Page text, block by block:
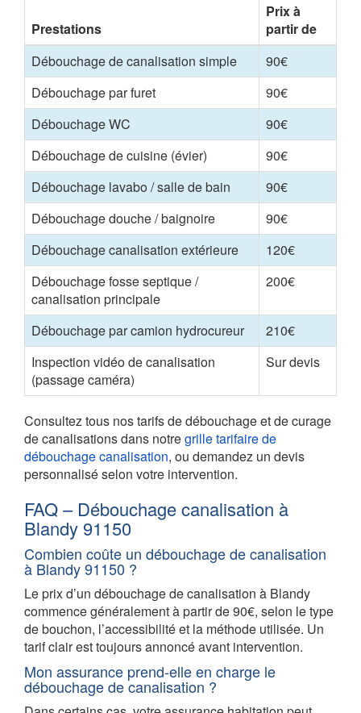
Prestations
Prix à
partir de
Débouchage de canalisation simple
90€
Débouchage par furet
90€
Débouchage WC
90€
Débouchage de cuisine (évier)
90€
Débouchage lavabo / salle de bain
90€
Débouchage douche / baignoire
90€
Débouchage canalisation extérieure
120€
Débouchage fosse septique /
canalisation principale
200€
Débouchage par camion hydrocureur
210€
Inspection vidéo de canalisation
(passage caméra)
Sur devis
Consultez tous nos tarifs de débouchage et de curage
de canalisations dans notregrille tarifaire de
débouchage canalisation, ou demandez un devis
personnalisé selon votre intervention.
FAQ – Débouchage canalisation à
Blandy 91150
Combien coûte un débouchage de canalisation
à Blandy 91150 ?
Le prix d’un débouchage de canalisation à Blandy
commence généralement à partir de 90€, selon le type
de bouchon, l’accessibilité et la méthode utilisée. Un
tarif clair est toujours annoncé avant intervention.
Mon assurance prend-elle en charge le
débouchage de canalisation ?